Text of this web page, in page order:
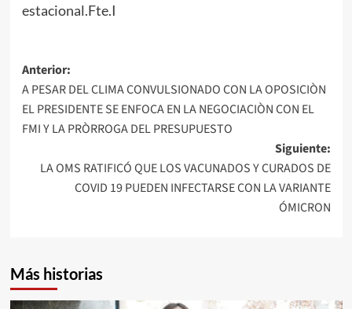
estacional.Fte.I
Navegación
de
entradas
Anterior:
A PESAR DEL CLIMA CONVULSIONADO CON LA OPOSICIÒN
EL PRESIDENTE SE ENFOCA EN LA NEGOCIACIÒN CON EL
FMI Y LA PRÒRROGA DEL PRESUPUESTO
Siguiente:
LA OMS RATIFICÓ QUE LOS VACUNADOS Y CURADOS DE
COVID 19 PUEDEN INFECTARSE CON LA VARIANTE
ÓMICRON
Más historias